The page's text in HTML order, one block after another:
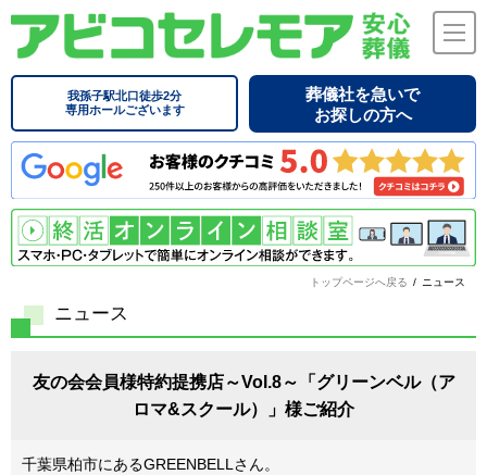
我孫子駅北口徒歩2分
専用ホールございます
葬儀社を急いで
お探しの方へ
トップページへ戻る / ニュース
ニュース
友の会会員様特約提携店～Vol.8～「グリーンベル（ア
ロマ&スクール）」様ご紹介
千葉県柏市にあるGREENBELLさん。